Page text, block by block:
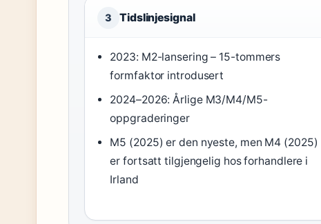
3 Tidslinjesignal
2023: M2-lansering – 15-tommers
formfaktor introdusert
2024–2026: Årlige M3/M4/M5-
oppgraderinger
M5 (2025) er den nyeste, men M4 (2025)
er fortsatt tilgjengelig hos forhandlere i
Irland